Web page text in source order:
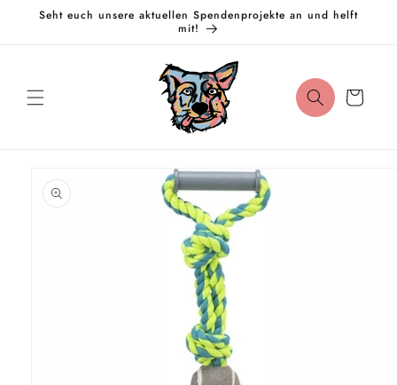
zum
Seht euch unsere aktuellen Spendenprojekte an und helft
mit!
Warenkorb